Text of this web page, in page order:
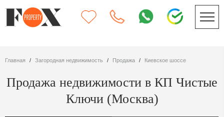
Главная Загородная недвижимость Продажа Киевское шоссе
Продажа недвижимости в КП Чистые
Ключи (Москва)